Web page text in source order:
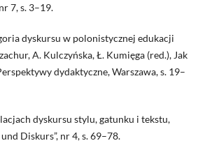
7, s. 3–19.
dyskursu w polonistycznej edukacji
A. Kulczyńska, Ł. Kumięga (red.), Jak
dydaktyczne, Warszawa, s. 19–
dyskursu stylu, gatunku i tekstu,
Diskurs”, nr 4, s. 69–78.